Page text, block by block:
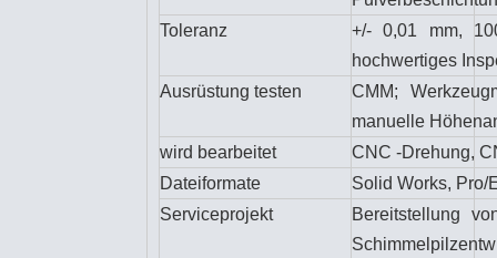
Toleranz
+/- 0,01 mm,
hochwertiges
Ausrüstung testen
CMM;
manuelle
wird bearbeitet
CNC -Drehung,
Dateiformate
Solid Works, Pro/
Serviceprojekt
Bereitstellung